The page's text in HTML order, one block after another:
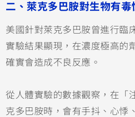
二、萊克多巴胺對生物有毒
美國針對萊克多巴胺曾進行臨
實驗結果顯現，在濃度極高的
確實會造成不良反應。
從人體實驗的數據觀察，在「
克多巴胺時，會有手抖、心悸、